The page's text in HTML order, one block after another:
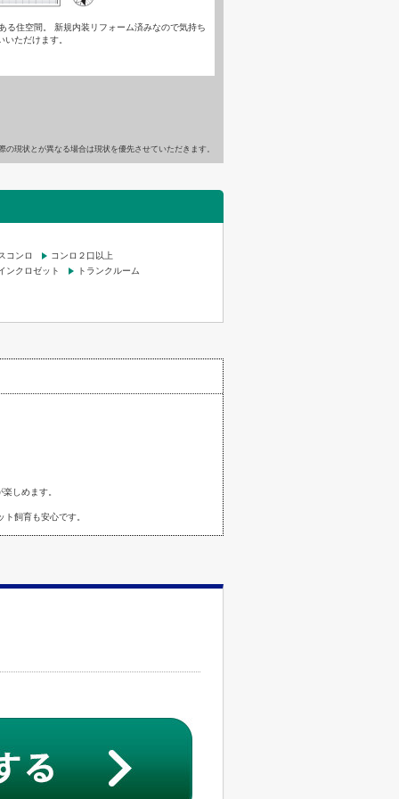
る住空間。 新規内装リフォーム済みなので気持ち
いただけます。
の現状とが異なる場合は現状を優先させていただきます。
コンロ
コンロ２口以上
ンクロゼット
トランクルーム
しめます。
飼育も安心です。